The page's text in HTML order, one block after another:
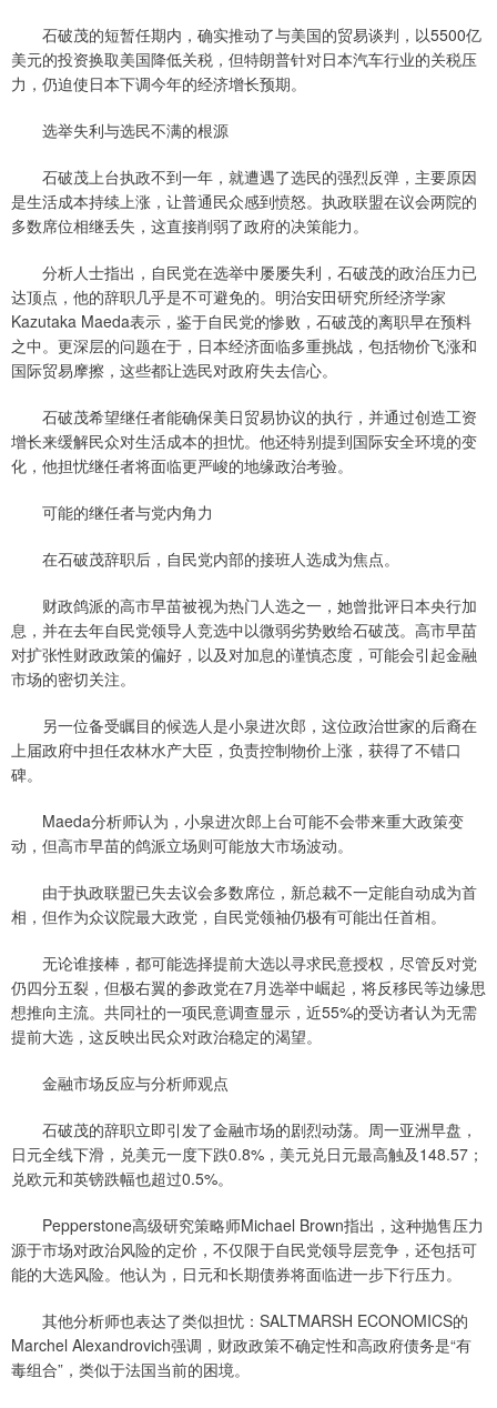
石破茂的短暂任期内，确实推动了与美国的贸易谈判，以5500亿
美元的投资换取美国降低关税，但特朗普针对日本汽车行业的关税压
力，仍迫使日本下调今年的经济增长预期。
选举失利与选民不满的根源
石破茂上台执政不到一年，就遭遇了选民的强烈反弹，主要原因
是生活成本持续上涨，让普通民众感到愤怒。执政联盟在议会两院的
多数席位相继丢失，这直接削弱了政府的决策能力。
分析人士指出，自民党在选举中屡屡失利，石破茂的政治压力已
达顶点，他的辞职几乎是不可避免的。明治安田研究所经济学家
Kazutaka Maeda表示，鉴于自民党的惨败，石破茂的离职早在预料
之中。更深层的问题在于，日本经济面临多重挑战，包括物价飞涨和
国际贸易摩擦，这些都让选民对政府失去信心。
石破茂希望继任者能确保美日贸易协议的执行，并通过创造工资
增长来缓解民众对生活成本的担忧。他还特别提到国际安全环境的变
化，他担忧继任者将面临更严峻的地缘政治考验。
可能的继任者与党内角力
在石破茂辞职后，自民党内部的接班人选成为焦点。
财政鸽派的高市早苗被视为热门人选之一，她曾批评日本央行加
息，并在去年自民党领导人竞选中以微弱劣势败给石破茂。高市早苗
对扩张性财政政策的偏好，以及对加息的谨慎态度，可能会引起金融
市场的密切关注。
另一位备受瞩目的候选人是小泉进次郎，这位政治世家的后裔在
上届政府中担任农林水产大臣，负责控制物价上涨，获得了不错口
碑。
Maeda分析师认为，小泉进次郎上台可能不会带来重大政策变
动，但高市早苗的鸽派立场则可能放大市场波动。
由于执政联盟已失去议会多数席位，新总裁不一定能自动成为首
相，但作为众议院最大政党，自民党领袖仍极有可能出任首相。
无论谁接棒，都可能选择提前大选以寻求民意授权，尽管反对党
仍四分五裂，但极右翼的参政党在7月选举中崛起，将反移民等边缘思
想推向主流。共同社的一项民意调查显示，近55%的受访者认为无需
提前大选，这反映出民众对政治稳定的渴望。
金融市场反应与分析师观点
石破茂的辞职立即引发了金融市场的剧烈动荡。周一亚洲早盘，
日元全线下滑，兑美元一度下跌0.8%，美元兑日元最高触及148.57；
兑欧元和英镑跌幅也超过0.5%。
Pepperstone高级研究策略师Michael Brown指出，这种抛售压力
源于市场对政治风险的定价，不仅限于自民党领导层竞争，还包括可
能的大选风险。他认为，日元和长期债券将面临进一步下行压力。
其他分析师也表达了类似担忧：SALTMARSH ECONOMICS的
Marchel Alexandrovich强调，财政政策不确定性和高政府债务是“有
毒组合”，类似于法国当前的困境。